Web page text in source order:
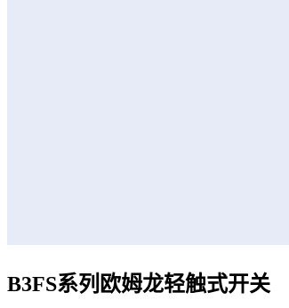
B3FS系列欧姆龙轻触式开关